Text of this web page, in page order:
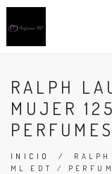
RALPH
MUJER
INICIO /
ML EDT /